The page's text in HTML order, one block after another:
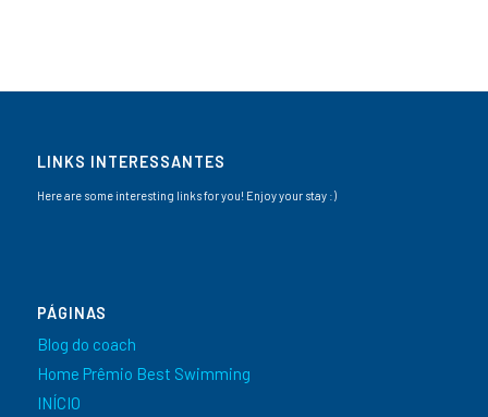
LINKS INTERESSANTES
Here are some interesting links for you! Enjoy your stay :)
PÁGINAS
Blog do coach
Home Prêmio Best Swimming
INÍCIO